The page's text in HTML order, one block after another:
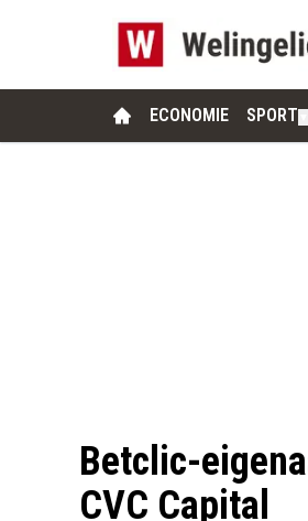
ECONOMIE SPORT
Betclic-
CVC Capital